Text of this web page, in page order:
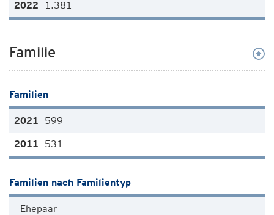
1.381
Familie
Familien
599
531
Familien nach Familientyp
Ehepaar